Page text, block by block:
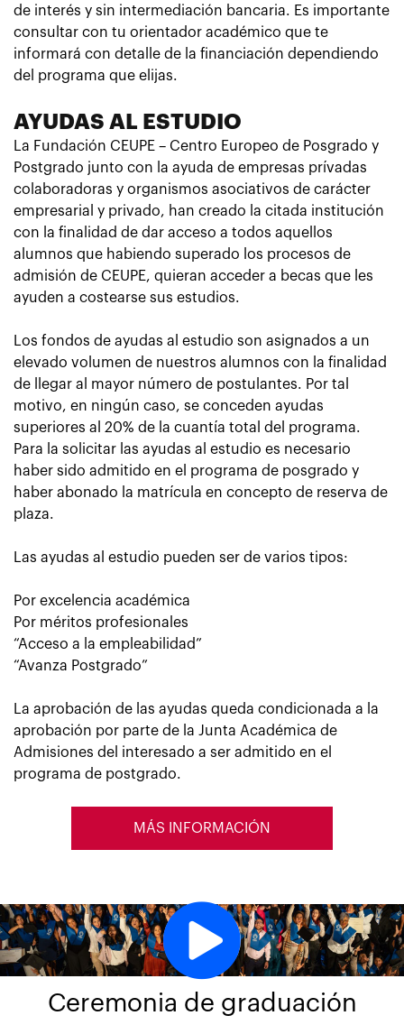
de interés y sin intermediación bancaria. Es importante
consultar con tu orientador académico que te
informará con detalle de la financiación dependiendo
del programa que elijas.
AYUDAS AL ESTUDIO
La Fundación CEUPE – Centro Europeo de Posgrado y
Postgrado junto con la ayuda de empresas prívadas
colaboradoras y organismos asociativos de carácter
empresarial y privado, han creado la citada institución
con la finalidad de dar acceso a todos aquellos
alumnos que habiendo superado los procesos de
admisión de CEUPE, quieran acceder a becas que les
ayuden a costearse sus estudios.
Los fondos de ayudas al estudio son asignados a un
elevado volumen de nuestros alumnos con la finalidad
de llegar al mayor número de postulantes. Por tal
motivo, en ningún caso, se conceden ayudas
superiores al 20% de la cuantía total del programa.
Para la solicitar las ayudas al estudio es necesario
haber sido admitido en el programa de posgrado y
haber abonado la matrícula en concepto de reserva de
plaza.
Las ayudas al estudio pueden ser de varios tipos:
Por excelencia académica
Por méritos profesionales
“Acceso a la empleabilidad”
“Avanza Postgrado”
La aprobación de las ayudas queda condicionada a la
aprobación por parte de la Junta Académica de
Admisiones del interesado a ser admitido en el
programa de postgrado.
MÁS INFORMACIÓN
Ceremonia de graduación